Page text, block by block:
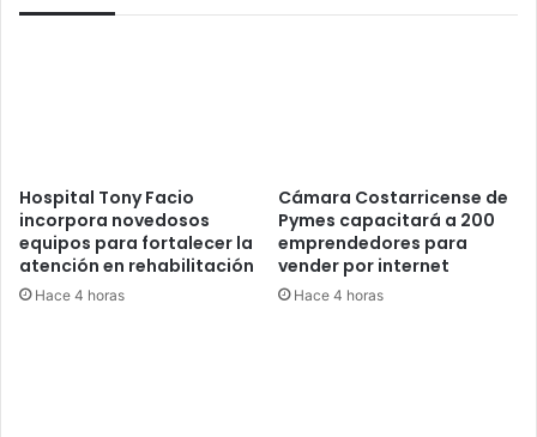
Hospital Tony Facio
incorpora novedosos
equipos para fortalecer la
atención en rehabilitación
Hace 4 horas
Cámara Costarricense de
Pymes capacitará a 200
emprendedores para
vender por internet
Hace 4 horas